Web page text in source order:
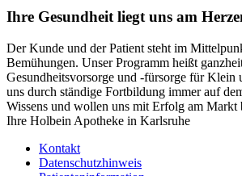
Ihre Gesundheit liegt uns am
Der Kunde und der Patient steht im
Bemühungen. Unser Programm heißt
Gesundheitsvorsorge und -fürsorge für Klein
uns durch ständige Fortbildung immer auf
Wissens und wollen uns mit Erfolg am Markt
Ihre Holbein Apotheke in Karlsruhe
Kontakt
Datenschutzhinweis